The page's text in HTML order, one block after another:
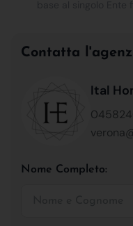
Contatta
Ital
Nome Completo: